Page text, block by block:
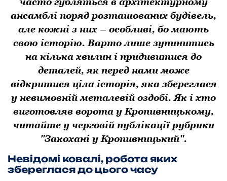
ансамблі поряд розташованих будівель,
але кожні з них – особливі, бо мають
свою історію. Варто лише зупинитись
на кілька хвилин і придивитися до
деталей, як перед нами може
відкритися ціла історія, яка збереглася
у невимовній металевій оздобі. Як і хто
виготовляв ворота у Кропивницькому,
читайте у черговій публікації рубрики
"Закохані у Кропивницький".
Невідомі ковалі, робота яких
збереглася до цього часу